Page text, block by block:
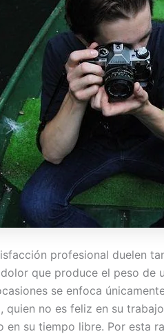
profesional duelen
que produce el peso de
se enfoca
quien no es feliz en su
en su tiempo libre. Por esta